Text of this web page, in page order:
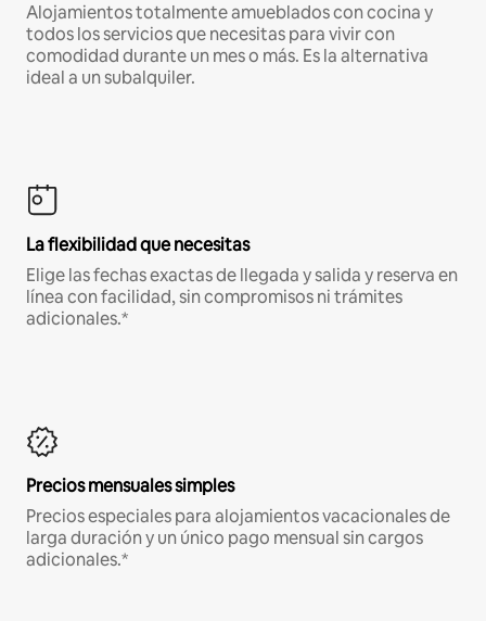
Alojamientos totalmente amueblados con cocina y
todos los servicios que necesitas para vivir con
comodidad durante un mes o más. Es la alternativa
ideal a un subalquiler.
La flexibilidad que necesitas
Elige las fechas exactas de llegada y salida y reserva en
línea con facilidad, sin compromisos ni trámites
adicionales.*
Precios mensuales simples
Precios especiales para alojamientos vacacionales de
larga duración y un único pago mensual sin cargos
adicionales.*